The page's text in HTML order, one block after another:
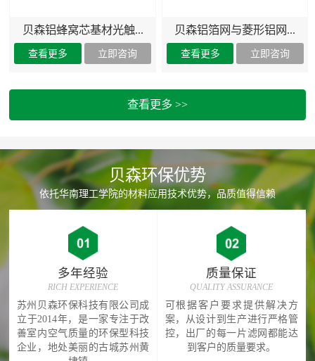
贝森铝蜂窝芯基材光触... 贝森铝箔网与菱形铝网...
查看更多 >>
贝森环保优势
依托华南理工学院的材料应用技术优势，品质值得信赖
多年经验
RICH EXPERIENCE
苏州贝森环保科技有限公司成
立于2014年，是一家专注于改
善室内空气质量的环保型科技
企业，地处美丽的古城苏州黄
质量保证
QUALITY ASSURANCE
可根据客户要求提供解决方
案，从设计到生产进行严格管
控，出厂的每一片滤网都能达
到客户的质量要求。